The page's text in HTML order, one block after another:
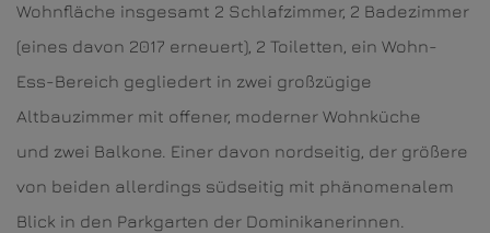
Wohnfläche insgesamt 2 Schlafzimmer, 2 Badezimmer
(eines davon 2017 erneuert), 2 Toiletten, ein Wohn-
Ess-Bereich gegliedert in zwei großzügige
Altbauzimmer mit offener, moderner Wohnküche
und zwei Balkone. Einer davon nordseitig, der größere
von beiden allerdings südseitig mit phänomenalem
Blick in den Parkgarten der Dominikanerinnen.